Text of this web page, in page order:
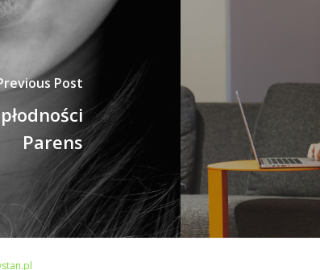
Post
Parens